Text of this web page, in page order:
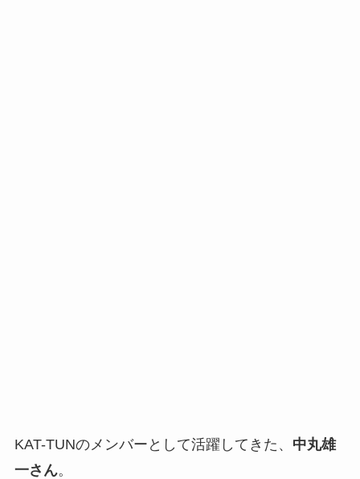
KAT-TUNのメンバーとして活躍してきた、 中丸雄
一さん。